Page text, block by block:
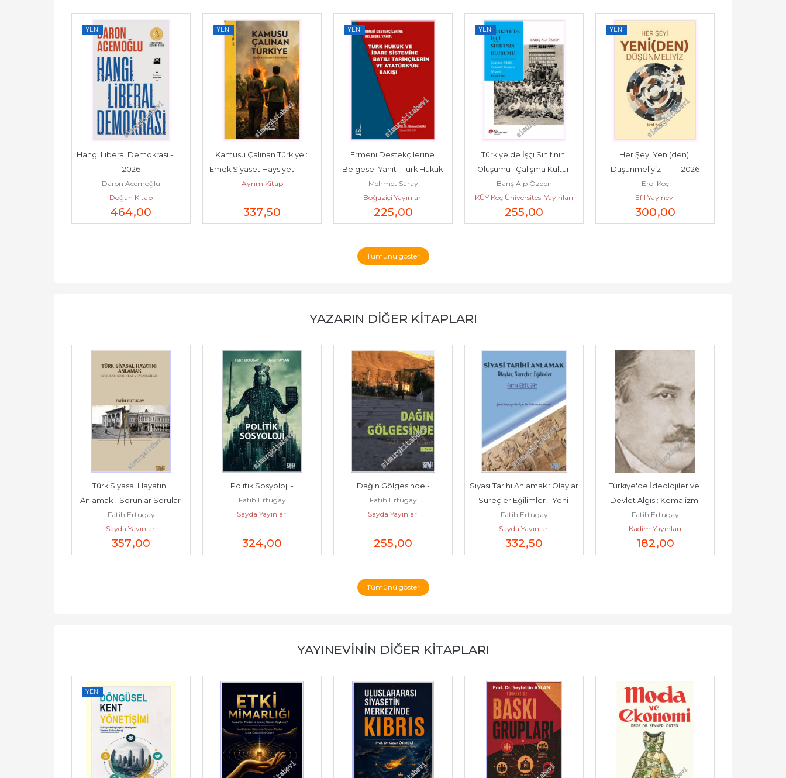
YENI
Hangi Liberal Demokrasi -
2026
Daron Acemoğlu
Doğan Kitap
464,00
YENI
Kamusu Çalınan Türkiye :
Emek Siyaset Haysiyet -
2026
Ayrım Kitap
337,50
YENI
Ermeni Destekçilerine
Belgesel Yanıt : Türk Hukuk
ve İdare Sistemine...
Mehmet Saray
Boğaziçi Yayınları
225,00
YENI
Türkiye'de İşçi Sınıfının
Oluşumu : Çalışma Kültür
Gündelik Yaşamın...
Barış Alp Özden
KÜY Koç Üniversitesi Yayınları
255,00
YENI
Her Şeyi Yeni(den)
Düşünmeliyiz -         2026
Erol Koç
Efil Yayınevi
300,00
Tümünü göster
YAZARIN DIĞER KITAPLARI
Türk Siyasal Hayatını
Anlamak - Sorunlar Sorular
ve Yanılgılar -
Fatih Ertugay
Sayda Yayınları
357,00
Politik Sosyoloji -
Fatih Ertugay
Sayda Yayınları
324,00
Dağın Gölgesinde -
Fatih Ertugay
Sayda Yayınları
255,00
Siyasi Tarihi Anlamak : Olaylar
Süreçler Eğilimler - Yeni
Başlauanlar...
Fatih Ertugay
Sayda Yayınları
332,50
Türkiye'de İdeolojiler ve
Devlet Algısı: Kemalizm
Milliyetçilik...
Fatih Ertugay
Kadim Yayınları
182,00
Tümünü göster
YAYINEVININ DIĞER KITAPLARI
YENI